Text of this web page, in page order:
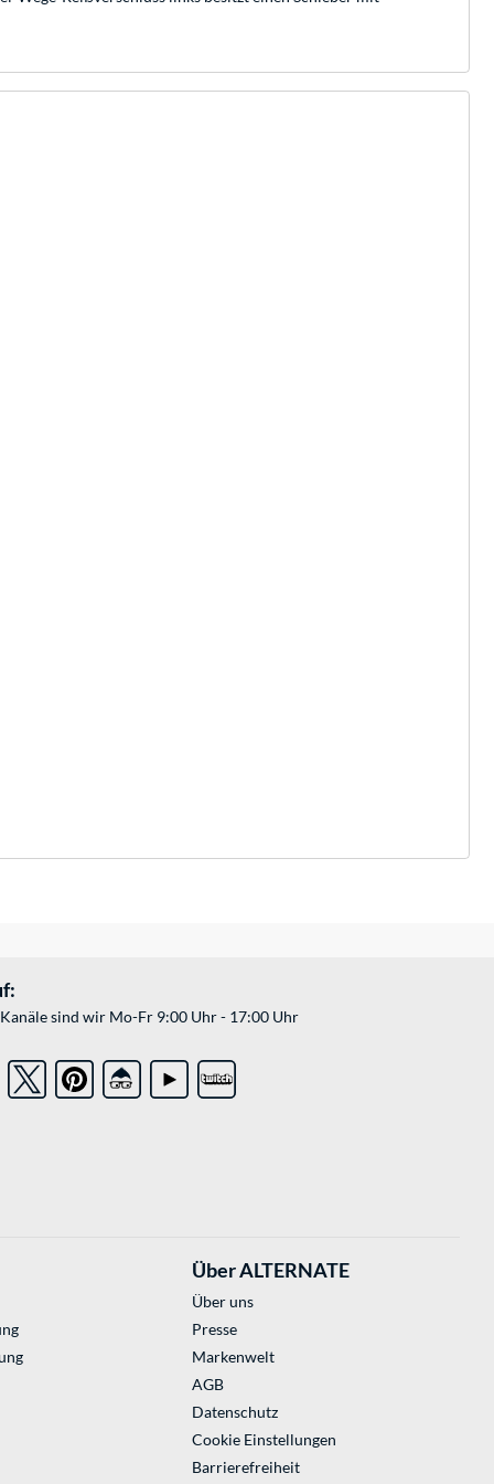
sind wir Mo-Fr 9:00 Uhr - 17:00 Uhr
Über ALTERNATE
Über uns
Presse
Markenwelt
AGB
Datenschutz
Cookie Einstellungen
Barrierefreiheit